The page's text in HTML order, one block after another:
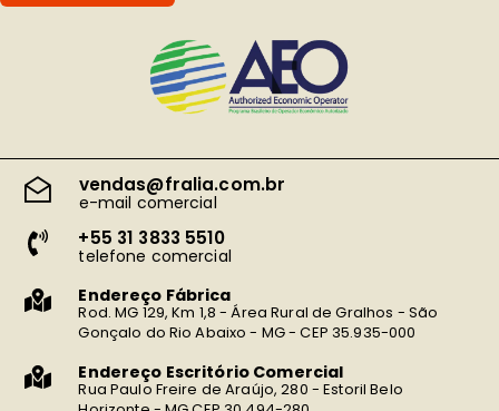
vendas@fralia.com.br
e-mail comercial
+55 31 3833 5510
telefone comercial
Endereço Fábrica
Rod. MG 129, Km 1,8 - Área Rural de Gralhos - São
Gonçalo do Rio Abaixo - MG - CEP 35.935-000
Endereço Escritório Comercial
Rua Paulo Freire de Araújo, 280 - Estoril Belo